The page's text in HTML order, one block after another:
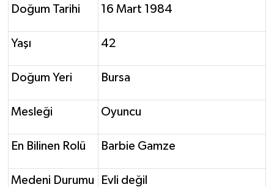
Doğum Tarihi 16 Mart 1984
Yaşı 42
Doğum Yeri Bursa
Mesleği Oyuncu
En Bilinen Rolü Barbie Gamze
Medeni Durumu Evli değil